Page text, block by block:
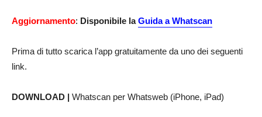
Aggiornamento: Disponibile laGuida a Whatscan
Prima di tutto scarica l’app gratuitamente da uno dei seguenti
link.
DOWNLOAD | Whatscan per Whatsweb (iPhone, iPad)